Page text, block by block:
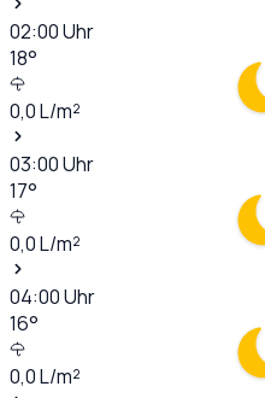
02:00Uhr
18°
0,0L/m²
03:00Uhr
17°
0,0L/m²
04:00Uhr
16°
0,0L/m²